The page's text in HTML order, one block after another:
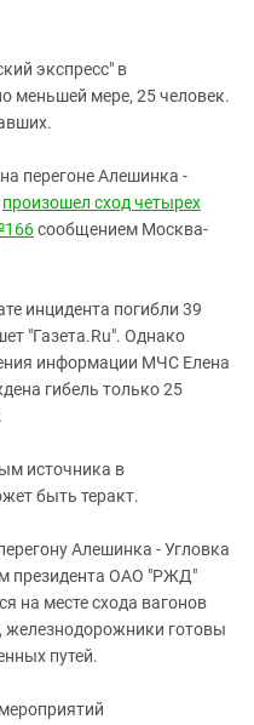
В ЧЕЧНЕ
АКТИВИСТОВ
И ПРОТЕСТЫ
экспресс" в
меньшей мере, 25 человек.
перегоне Алешинка -
произошел сход четырех
сообщением Москва-
инцидента погибли 39
"Газета.Ru". Однако
информации МЧС Елена
гибель только 25
источника в
быть теракт.
Алешинка - Угловка
президента ОАО "РЖД"
на месте схода вагонов
железнодорожники готовы
путей.